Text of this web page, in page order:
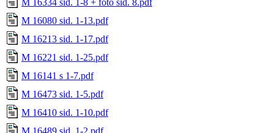
M 16080 sid. 1-13.pdf
M 16213 sid. 1-17.pdf
M 16221 sid. 1-25.pdf
M 16141 s 1-7.pdf
M 16473 sid. 1-5.pdf
M 16410 sid. 1-10.pdf
M 16489 sid. 1-2.pdf